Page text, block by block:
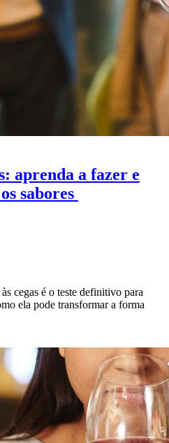
aprenda a fazer e
sabores
cegas é o teste definitivo para
ela pode transformar a forma